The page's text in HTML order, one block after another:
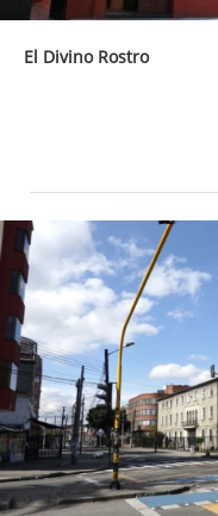
El Divino Rostro